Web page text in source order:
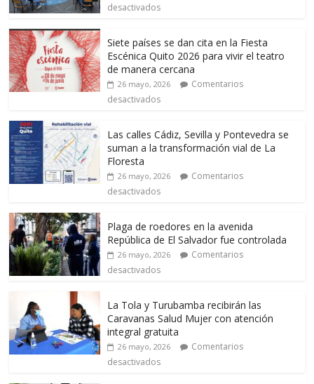
desactivados
Siete países se dan cita en la Fiesta
Escénica Quito 2026 para vivir el teatro
de manera cercana
26 mayo, 2026
Comentarios
desactivados
Las calles Cádiz, Sevilla y Pontevedra se
suman a la transformación vial de La
Floresta
26 mayo, 2026
Comentarios
desactivados
Plaga de roedores en la avenida
República de El Salvador fue controlada
26 mayo, 2026
Comentarios
desactivados
La Tola y Turubamba recibirán las
Caravanas Salud Mujer con atención
integral gratuita
26 mayo, 2026
Comentarios
desactivados